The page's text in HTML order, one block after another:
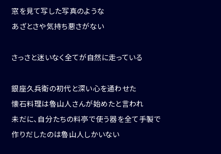
窓を見て写した写真のような
あざとさや気持ち悪さがない
さっさと迷いなく全てが自然に走っている
銀座久兵衛の初代と深い心を通わせた
懐石料理は魯山人さんが始めたと言われ
未だに、自分たちの料亭で使う器を全て手製で
作りだしたのは魯山人しかいない